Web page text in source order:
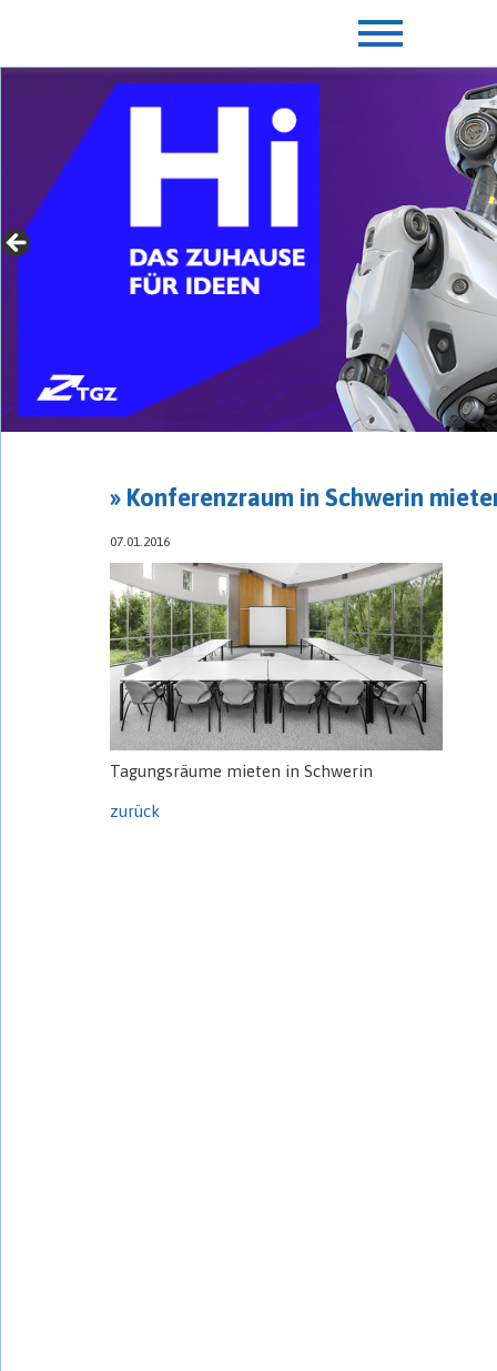
» Für Gründer mit Extras
► jetzt mehr erfahren
» Konferenzraum in Schwerin
07.01.2016
Tagungsräume mieten in Schwerin
zurück